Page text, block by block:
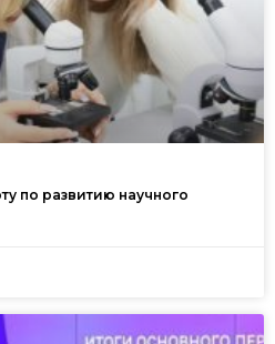
по развитию научного